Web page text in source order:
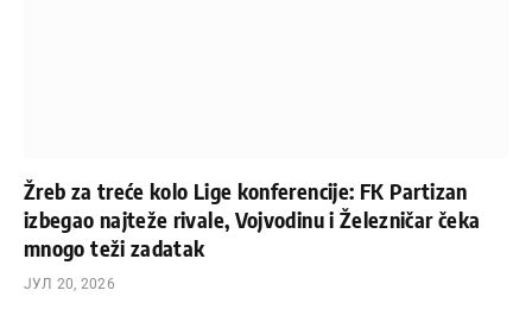
Žreb za treće kolo Lige konferencije: FK Partizan
izbegao najteže rivale, Vojvodinu i Železničar čeka
mnogo teži zadatak
ЈУЛ 20, 2026